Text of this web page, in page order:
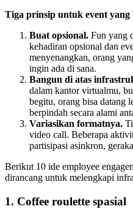
Tiga prinsip untuk event yang
Buat opsional. Fun yang
kehadiran opsional dan
menyenangkan, orang
ingin ada di sana.
Bangun di atas
dalam kantor virtualmu,
begitu, orang bisa datang
berpindah secara alami
Variasikan formatnya.
video call. Beberapa
partisipasi asinkron,
Berikut 10 ide employee
dirancang untuk melengkapi
1. Coffee roulette spasial